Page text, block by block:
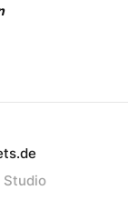
Studio